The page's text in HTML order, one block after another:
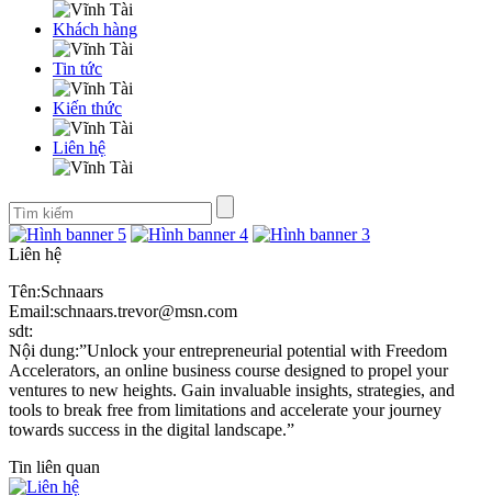
Khách hàng
Tin tức
Kiến thức
Liên hệ
Liên hệ
Tên:Schnaars
Email:schnaars.trevor@msn.com
sdt:
Nội dung:”Unlock your entrepreneurial potential with Freedom
Accelerators, an online business course designed to propel your
ventures to new heights. Gain invaluable insights, strategies, and
tools to break free from limitations and accelerate your journey
towards success in the digital landscape.”
Tin liên quan